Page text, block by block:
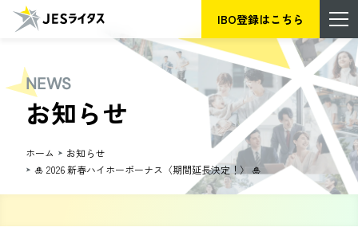
IBO登録はこちら
NEWS
お知らせ
ホーム
お知らせ
🎍 2026 新春ハイホーボーナス〈期間延長決定！〉 🎍